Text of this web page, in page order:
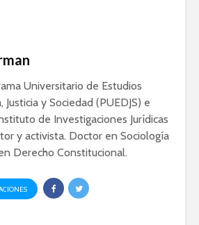
Universitario de Estudios
y Sociedad (PUEDJS) e
de Investigaciones Jurídicas
y activista. Doctor en Sociología
Derecho Constitucional.